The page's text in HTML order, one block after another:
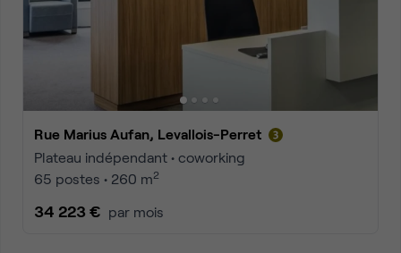
Rue Marius Aufan, Levallois-Perret
Plateau indépendant • coworking
65 postes • 260 m2
34 223 € par mois